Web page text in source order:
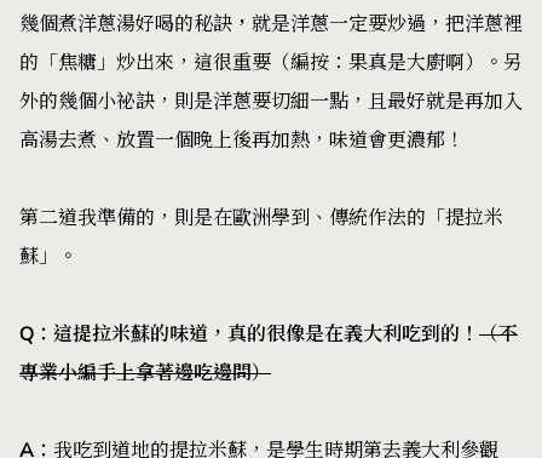
幾個煮洋蔥湯好喝的秘訣 ， 就是洋蔥一定要炒過，把洋蔥裡
的「焦糖」炒出來，這很重要（編按：果真是大廚啊）。另
外的幾個小祕訣，則是洋蔥要切細一點，且最好就是再加入
高湯去煮、放置一個晚上後再加熱，味道會更濃郁！
第二道我準備的，則是在歐洲學到、傳統作法的「提拉米
蘇」。
Q ：這提拉米蘇的味道，真的很像是在義大利吃到的！ （不
專業小編手上拿著邊吃邊問）
A ： 我吃到道地的提拉米蘇，是學生時期第去義大利參觀